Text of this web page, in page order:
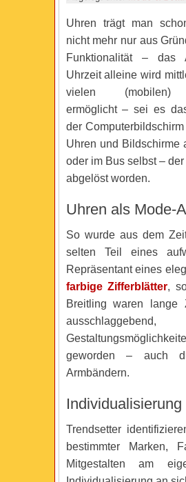
Uhren trägt man
nicht mehr nur aus
Funktionalität – das
Uhrzeit alleine wird
vielen (mobilen)
ermöglicht – sei es
der
Uhren und Bildschirme
oder im Bus selbst –
abgelöst worden.
Uhren als Mode-
So wurde aus dem
selten Teil eines
Repräsentant eines
farbige Zifferblätter,
Breitling waren lange
geworden – auch
Armbändern.
Individualisierung
Trendsetter
bestimmter Marken,
Mitgestalten am